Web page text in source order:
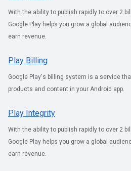
With the ability to publish rapidly to over 2
Google Play helps you grow a global
earn revenue.
Play Billing
Google Play's billing system is a service
products and content in your Android app.
Play Integrity
With the ability to publish rapidly to over 2
Google Play helps you grow a global
earn revenue.